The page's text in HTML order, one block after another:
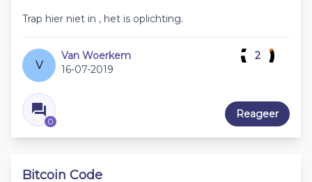
Trap hier niet in , het is oplichting.
V
Van Woerkem
16-07-2019
0
2
Reageer
Bitcoin Code